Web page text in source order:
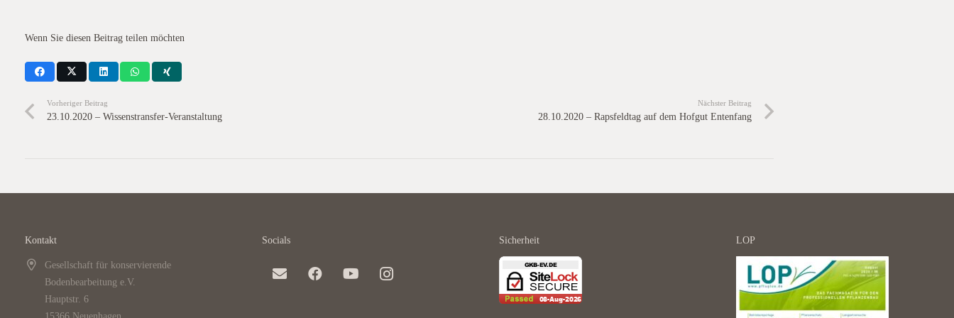
Wenn Sie diesen Beitrag teilen möchten
Vorheriger Beitrag
23.10.2020 – Wissenstransfer-Veranstaltung
Nächster Beitrag
28.10.2020 – Rapsfeldtag auf dem Hofgut Entenfang
Kontakt
Gesellschaft für konservierende
Bodenbearbeitung e.V.
Hauptstr. 6
Socials Sicherheit LOP